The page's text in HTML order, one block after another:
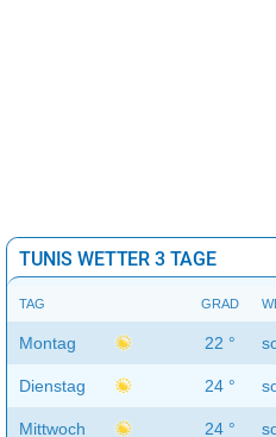
TUNIS WETTER 3 TAGE
TAG GRAD
Montag 22 °
Dienstag 24 °
Mittwoch 24 °